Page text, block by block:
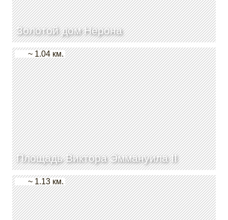
Золотой дом Нерона
Площадь Виктора Эммануила II
~ 1.04 км.
~ 1.13 км.